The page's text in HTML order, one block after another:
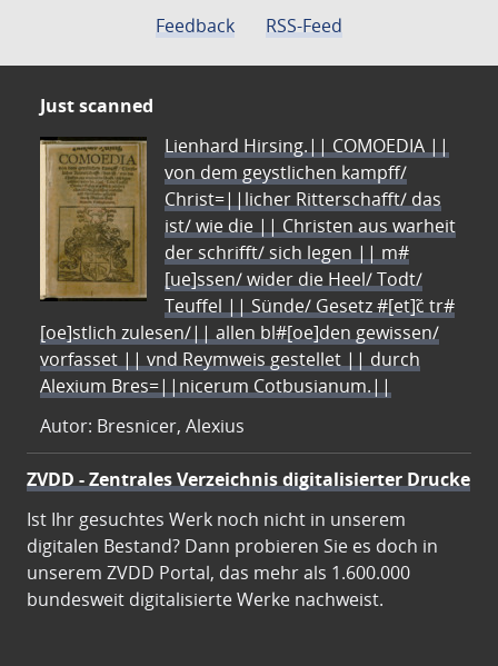
Feedback
RSS-Feed
Just scanned
Lienhard Hirsing.|| COMOEDIA ||
von dem geystlichen kampff/
Christ=||licher Ritterschafft/ das
ist/ wie die || Christen aus warheit
der schrifft/ sich legen || m#
[ue]ssen/ wider die Heel/ Todt/
Teuffel || Sünde/ Gesetz #[et]c̃ tr#
[oe]stlich zulesen/|| allen bl#[oe]den gewissen/
vorfasset || vnd Reymweis gestellet || durch
Alexium Bres=||nicerum Cotbusianum.||
Autor: Bresnicer, Alexius
ZVDD - Zentrales Verzeichnis digitalisierter Drucke
Ist Ihr gesuchtes Werk noch nicht in unserem
digitalen Bestand? Dann probieren Sie es doch in
unserem ZVDD Portal, das mehr als 1.600.000
bundesweit digitalisierte Werke nachweist.